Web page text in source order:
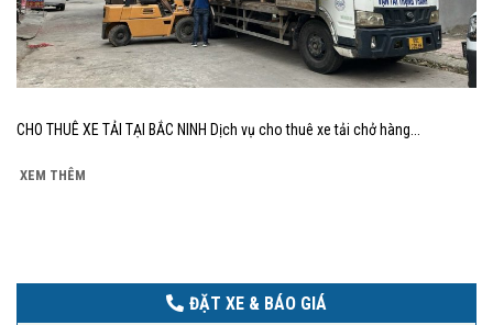
CHO THUÊ XE TẢI TẠI BẮC NINH Dịch vụ cho thuê xe tải chở hàng...
XEM THÊM
ĐẶT XE & BÁO GIÁ